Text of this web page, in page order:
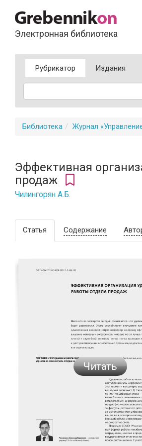
Электронная библиотека
Рубрикатор Издания
Библиотека Журнал
Эффективная
продаж
Чилингорян А.Б.
Статья Содержание
Читать